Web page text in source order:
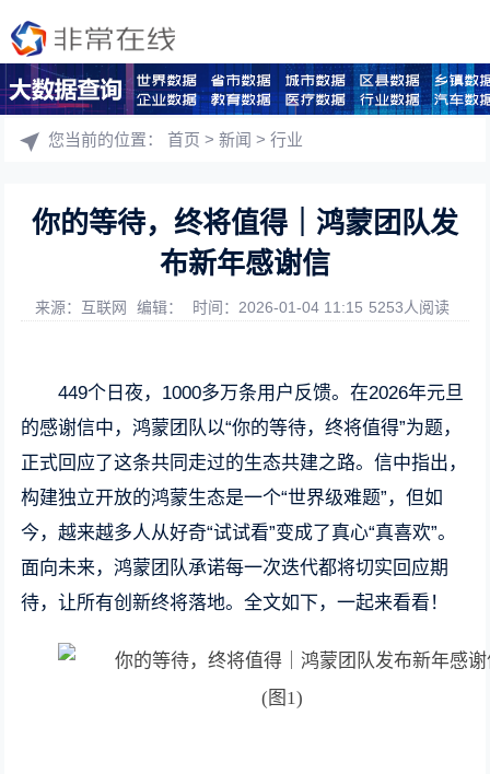
您当前的位置：首页 >新闻 >行业
你的等待，终将值得｜鸿蒙团队发
布新年感谢信
来源：互联网 编辑： 时间：2026-01-04 11:15 5253人阅读
449个日夜，1000多万条用户反馈。在2026年元旦
的感谢信中，鸿蒙团队以“你的等待，终将值得”为题，
正式回应了这条共同走过的生态共建之路。信中指出，
构建独立开放的鸿蒙生态是一个“世界级难题”，但如
今，越来越多人从好奇“试试看”变成了真心“真喜欢”。
面向未来，鸿蒙团队承诺每一次迭代都将切实回应期
待，让所有创新终将落地。全文如下，一起来看看！